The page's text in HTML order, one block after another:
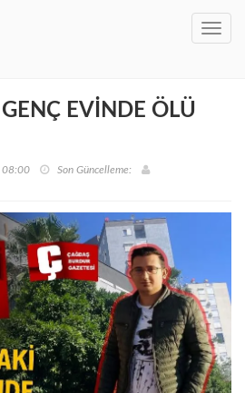
EVİNDE ÖLÜ
08:00 Son Güncelleme: